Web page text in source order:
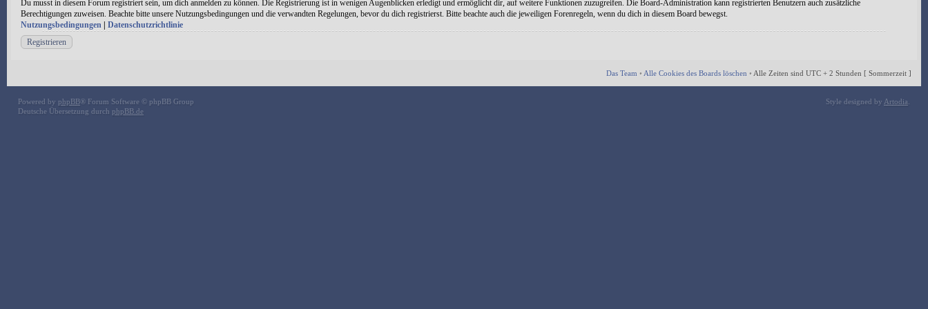
Du musst in diesem Forum registriert sein, um dich anmelden zu können. Die Registrierung ist in wenigen Augenblicken erledigt und ermöglicht dir, auf weitere Funktionen zuzugreifen. Die Board-Administration kann registrierten Benutzern auch zusätzliche
Berechtigungen zuweisen. Beachte bitte unsere Nutzungsbedingungen und die verwandten Regelungen, bevor du dich registrierst. Bitte beachte auch die jeweiligen Forenregeln, wenn du dich in diesem Board bewegst.
Nutzungsbedingungen
Datenschutzrichtlinie
Registrieren
Das Team • Alle Cookies des Boards löschen • Alle Zeiten sind UTC + 2 Stunden [ Sommerzeit ]
Powered by phpBB® Forum Software © phpBB Group
Deutsche Übersetzung durch phpBB.de
Style designed by Artodia